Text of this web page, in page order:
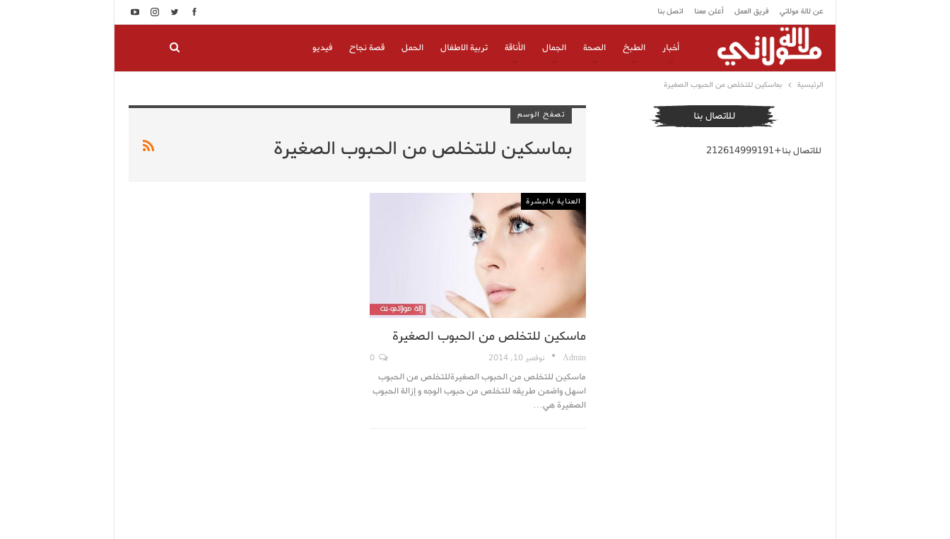
عن لالة مولاتي فريق العمل أعلن معنا اتصل بنا
أخبار الطبخ الصحة الجمال الأناقة تربية الاطفال الحمل قصة نجاح فيديو
الرئيسية بماسكين للتخلص من الحبوب الصغيرة
تصفح الوسم
بماسكين للتخلص من الحبوب الصغيرة
العناية بالبشرة
ماسكين للتخلص من الحبوب الصغيرة
Admin نوفمبر 10, 2014
ماسكين للتخلص من الحبوب الصغيرةللتخلص من الحبوب
اسهل واضمن طريقه للتخلص من حبوب الوجه و إزالة الحبوب
الصغيرة هي…
للاتصال بنا
للاتصال بنا+212614999191